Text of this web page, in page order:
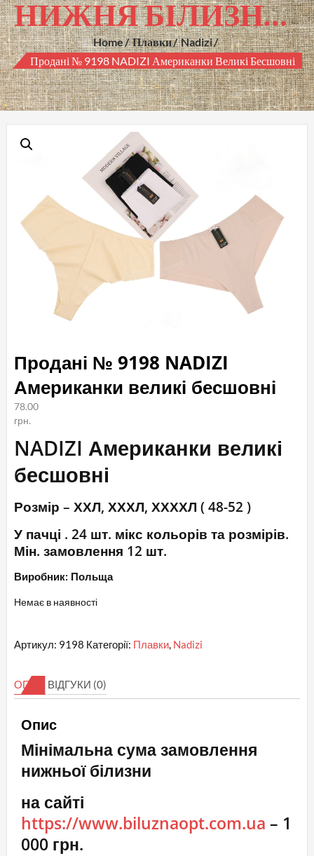
НИЖНЯ БІЛИЗНА ГУРТОМ
Home Плавки
Nadizi
Продані № 9198 NADIZI Американки Великі Бесшовні
Продані № 9198 NADIZI
Американки великі бесшовні
78.00
грн.
NADIZI Американки великі
бесшовні
Розмір – ХХЛ, ХХХЛ, ХХХХЛ ( 48-52 )
У пачці . 24 шт. мікс кольорів та розмірів.
Мін. замовлення 12 шт.
Виробник: Польща
Немає в наявності
Артикул: 9198 Категорії: Плавки, Nadizi
ОПИС ВІДГУКИ (0)
Опис
Мінімальна сума замовлення
нижньої білизни
на сайті
https://www.biluznaopt.com.ua – 1
000 грн.